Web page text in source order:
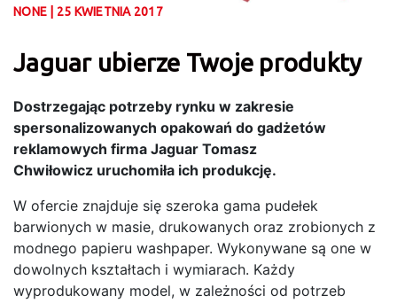
NONE | 25 KWIETNIA 2017
Jaguar ubierze Twoje produkty
Dostrzegając potrzeby rynku w zakresie
spersonalizowanych opakowań do gadżetów
reklamowych firma Jaguar Tomasz
Chwiłowicz uruchomiła ich produkcję.
W ofercie znajduje się szeroka gama pudełek
barwionych w masie, drukowanych oraz zrobionych z
modnego papieru washpaper. Wykonywane są one w
dowolnych kształtach i wymiarach. Każdy
wyprodukowany model, w zależności od potrzeb